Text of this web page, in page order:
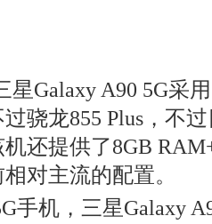
Galaxy A90 5G采
骁龙855 Plus ，不
还提供了8GB
对主流的配置。
手机，三星Galaxy